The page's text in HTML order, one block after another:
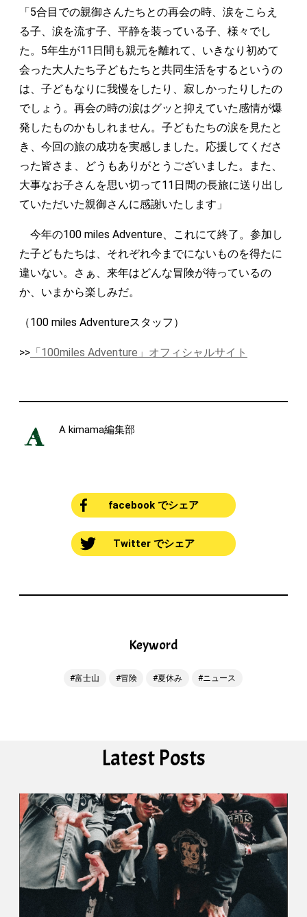
「5合目での親御さんたちとの再会の時、涙をこらえ
る子、涙を流す子、平静を装っている子、様々でし
た。5年生が11日間も親元を離れて、いきなり初めて
会った大人たち子どもたちと共同生活をするというの
は、子どもなりに我慢をしたり、寂しかったりしたの
でしょう。再会の時の涙はグッと抑えていた感情が爆
発したものかもしれません。子どもたちの涙を見たと
き、今回の旅の成功を実感しました。応援してくださ
った皆さま、どうもありがとうございました。また、
大事なお子さんを思い切って11日間の長旅に送り出し
ていただいた親御さんに感謝いたします」
今年の100 miles Adventure、これにて終了。参加し
た子どもたちは、それぞれ今までにないものを得たに
違いない。さぁ、来年はどんな冒険が待っているの
か、いまから楽しみだ。
（100 miles Adventureスタッフ）
>> 「100miles Adventure」オフィシャルサイト
A kimama編集部
facebook でシェア
Twitter でシェア
Keyword
富士山 冒険 夏休み ニュース
Latest Posts